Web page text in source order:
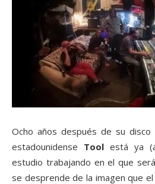
Ocho años después de su disco
estadounidense Toolestá ya
estudio trabajando en el que
se desprende de la imagen que